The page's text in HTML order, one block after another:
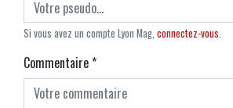
Si vous avez un compte Lyon Mag, connectez-vous.
Commentaire*